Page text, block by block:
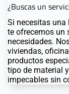
¿Buscas un
Si necesitas una
te ofrecemos un
necesidades.
viviendas,
productos
tipo de material
impecables sin